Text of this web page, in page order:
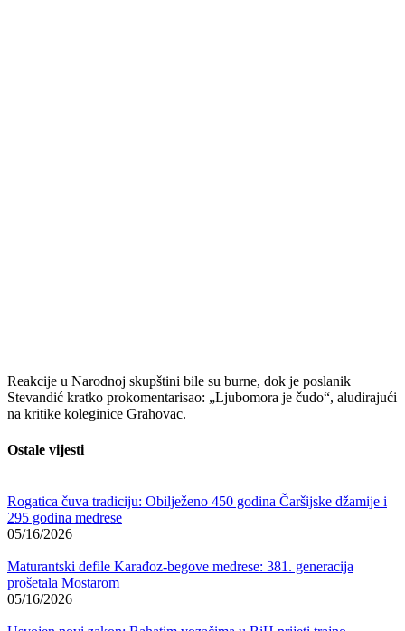
Reakcije u Narodnoj skupštini bile su burne, dok je poslanik
Stevandić kratko prokomentarisao: „Ljubomora je čudo“, aludirajući
na kritike koleginice Grahovac.
Ostale vijesti
Rogatica čuva tradiciju: Obilježeno 450 godina Čaršijske džamije i
295 godina medrese
05/16/2026
Maturantski defile Karađoz-begove medrese: 381. generacija
prošetala Mostarom
05/16/2026